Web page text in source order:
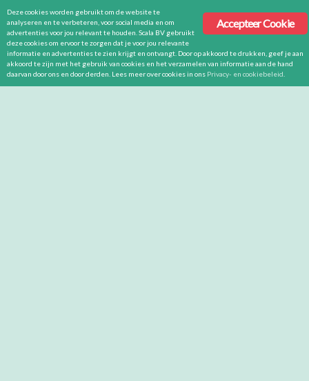
Accepteer Cookie
Deze cookies worden gebruikt om de website te
analyseren en te verbeteren, voor social media en om
advertenties voor jou relevant te houden. Scala BV gebruikt
deze cookies om ervoor te zorgen dat je voor jou relevante
informatie en advertenties te zien krijgt en ontvangt. Door op akkoord te drukken, geef je aan
akkoord te zijn met het gebruik van cookies en het verzamelen van informatie aan de hand
daarvan door ons en door derden. Lees meer over cookies in ons Privacy- en cookiebeleid